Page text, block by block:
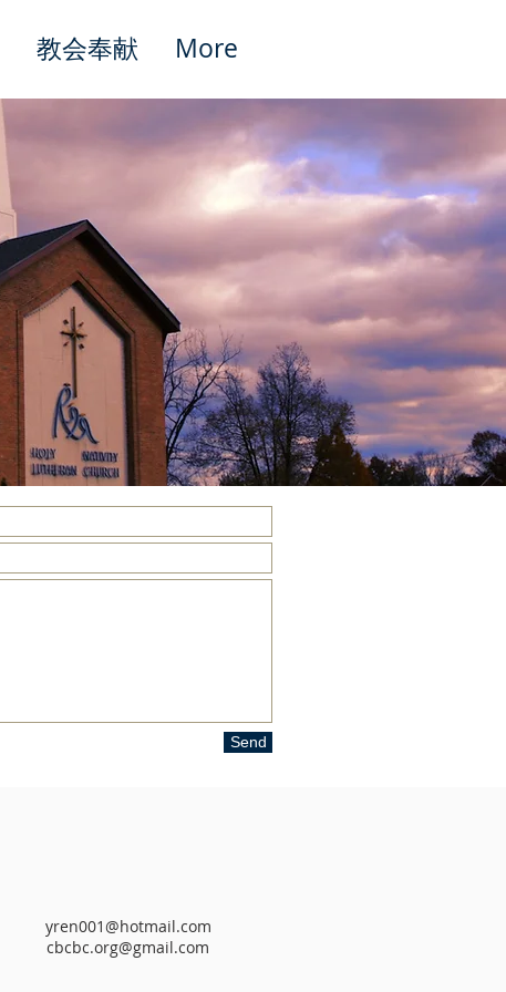
教会奉献 More
Send
yren001@hotmail.com
cbcbc.org@gmail.com